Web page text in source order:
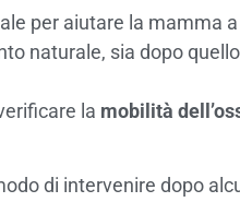
per aiutare la mamma
naturale, sia dopo
la mobilità
di intervenire dopo